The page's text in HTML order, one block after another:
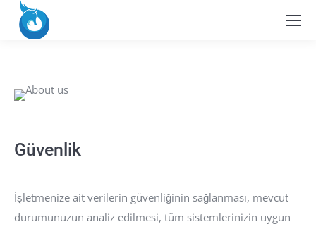
Güvenlik
İşletmenize ait verilerin güvenliğinin sağlanması, mevcut
durumunuzun analiz edilmesi, tüm sistemlerinizin uygun